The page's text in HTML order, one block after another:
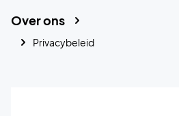
Over ons
Privacybeleid